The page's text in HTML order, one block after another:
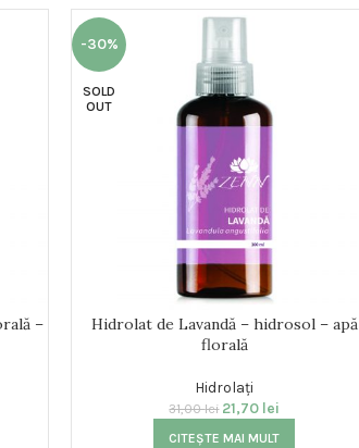
–
-30%
SOLD
OUT
Hidrolat de Lavandă – hidrosol – apă
florală
Hidrolați
31,00lei 21,70 lei
CITEȘTE MAI MULT